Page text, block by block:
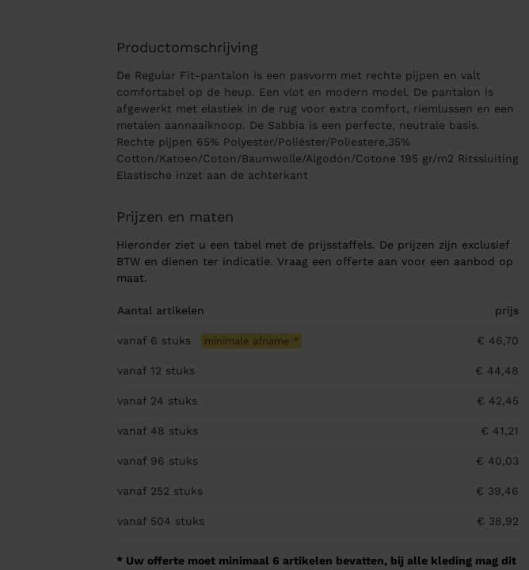
Productomschrijving
De Regular Fit-pantalon is een pasvorm met rechte pijpen en valt
comfortabel op de heup. Een vlot en modern model. De pantalon is
afgewerkt met elastiek in de rug voor extra comfort, riemlussen en een
metalen aannaaiknoop. De Sabbia is een perfecte, neutrale basis.
Rechte pijpen 65% Polyester/Poliéster/Poliestere,35%
Cotton/Katoen/Coton/Baumwolle/Algodón/Cotone 195 gr/m2 Ritssluiting
Elastische inzet aan de achterkant
Prijzen en maten
Hieronder ziet u een tabel met de prijsstaffels. De prijzen zijn exclusief
BTW en dienen ter indicatie. Vraag een offerte aan voor een aanbod op
maat.
Aantal artikelen prijs
vanaf 6 stuks minimale afname * € 46,70
vanaf 12 stuks € 44,48
vanaf 24 stuks € 42,45
vanaf 48 stuks € 41,21
vanaf 96 stuks € 40,03
vanaf 252 stuks € 39,46
vanaf 504 stuks € 38,92
* Uw offerte moet minimaal 6 artikelen bevatten, bij alle kleding mag dit